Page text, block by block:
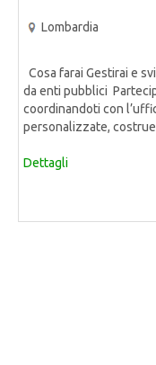
Lombardia
Cosa farai Gestirai e
da enti pubblici
coordinandoti con
personalizzate,
Dettagli